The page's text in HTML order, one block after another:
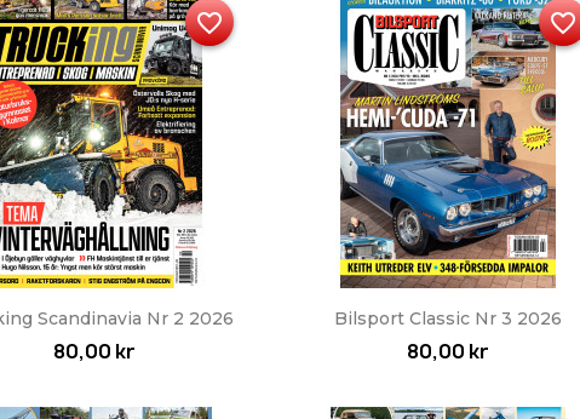
Snabbvy
Scandinavia Nr 2 2026
80,00 kr
favorite_border
Snabbvy
Bilsport Classic Nr 3 2026
80,00 kr
favorite_border